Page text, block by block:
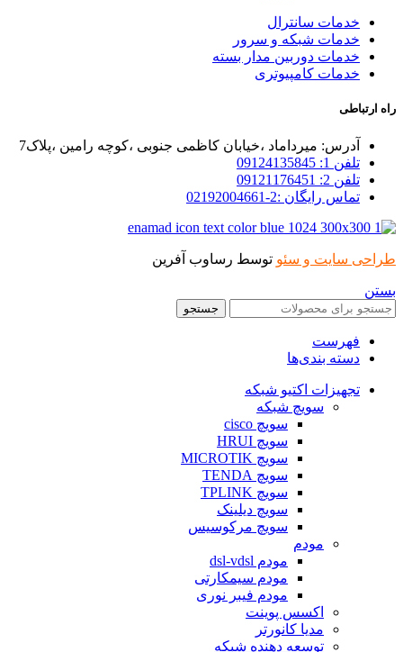
خدمات سانترال
خدمات شبکه و سرور
خدمات دوربین مدار بسته
خدمات کامپیوتری
راه ارتباطی
آدرس: میرداماد ،خیابان کاظمی جنوبی ،کوچه رامین ،پلاک7
تلفن 1: 09124135845
تلفن 2: 09121176451
تماس رایگان :2-02192004661
طراحی سایت و سئو توسط رساوب آفرین
بستن
جستجو
فهرست
دسته بندی‌ها
تجهیزات اکتیو شبکه
سویچ شبکه
سویچ cisco
سویچ HRUI
سویچ MICROTIK
سویچ TENDA
سویچ TPLINK
سویچ دیلینک
سویچ مرکوسیس
مودم
مودم dsl-vdsl
مودم سیمکارتی
مودم فیبر نوری
اکسس پوینت
مدیا کانورتر
توسعه دهنده شبکه